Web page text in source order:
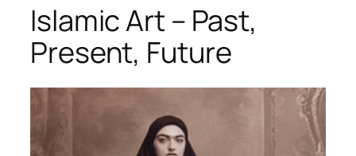
Islamic Art – Past,
Present, Future